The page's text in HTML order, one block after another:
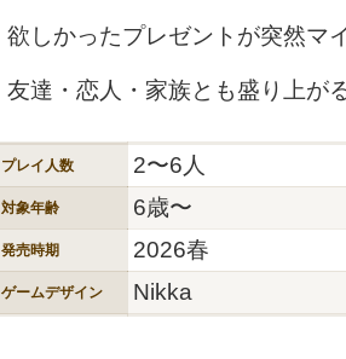
欲しかったプレゼントが突然マ
友達・恋人・家族とも盛り上が
プレイ人数 2〜6人
対象年齢 6歳〜
発売時期 2026春
ゲームデザイン Nikka